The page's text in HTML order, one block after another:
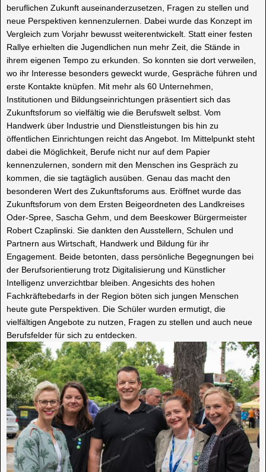
beruflichen Zukunft auseinanderzusetzen, Fragen zu stellen und
neue Perspektiven kennenzulernen. Dabei wurde das Konzept im
Vergleich zum Vorjahr bewusst weiterentwickelt. Statt einer festen
Rallye erhielten die Jugendlichen nun mehr Zeit, die Stände in
ihrem eigenen Tempo zu erkunden. So konnten sie dort verweilen,
wo ihr Interesse besonders geweckt wurde, Gespräche führen und
erste Kontakte knüpfen. Mit mehr als 60 Unternehmen,
Institutionen und Bildungseinrichtungen präsentiert sich das
Zukunftsforum so vielfältig wie die Berufswelt selbst. Vom
Handwerk über Industrie und Dienstleistungen bis hin zu
öffentlichen Einrichtungen reicht das Angebot. Im Mittelpunkt steht
dabei die Möglichkeit, Berufe nicht nur auf dem Papier
kennenzulernen, sondern mit den Menschen ins Gespräch zu
kommen, die sie tagtäglich ausüben. Genau das macht den
besonderen Wert des Zukunftsforums aus. Eröffnet wurde das
Zukunftsforum von dem Ersten Beigeordneten des Landkreises
Oder-Spree, Sascha Gehm, und dem Beeskower Bürgermeister
Robert Czaplinski. Sie dankten den Ausstellern, Schulen und
Partnern aus Wirtschaft, Handwerk und Bildung für ihr
Engagement. Beide betonten, dass persönliche Begegnungen bei
der Berufsorientierung trotz Digitalisierung und Künstlicher
Intelligenz unverzichtbar bleiben. Angesichts des hohen
Fachkräftebedarfs in der Region böten sich jungen Menschen
heute gute Perspektiven. Die Schüler wurden ermutigt, die
vielfältigen Angebote zu nutzen, Fragen zu stellen und auch neue
Berufsfelder für sich zu entdecken.